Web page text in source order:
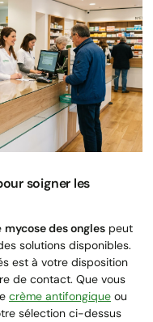
soigner les
mycose des ongles peut
solutions disponibles.
est à votre disposition
de contact. Que vous
crème antifongique ou
sélection ci-dessus